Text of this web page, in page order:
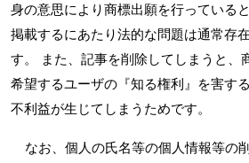
身の意思により商標出願を行っている
掲載するにあたり法的な問題は通常存
す。 また、記事を削除してしまうと、
希望するユーザの『知る権利』を害す
不利益が生じてしまうためです。
なお、個人の氏名等の個人情報等の